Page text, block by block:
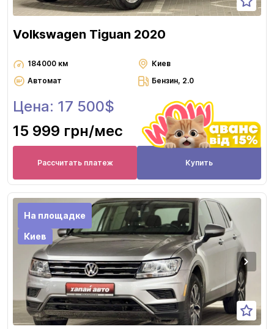
Volkswagen Tiguan 2020
184000 км
Киев
Автомат
Бензин, 2.0
Цена: 17 500$
15 999 грн/мес
Рассчитать платеж Купить
На площадке
Киев